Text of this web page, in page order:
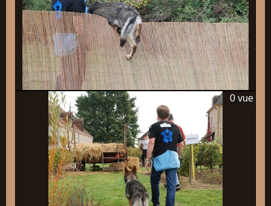
0 vue